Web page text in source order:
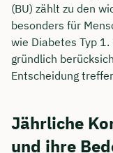
(BU) zählt zu den
besonders für
wie Diabetes Typ
gründlich
Entscheidung
Jährliche
und ihre